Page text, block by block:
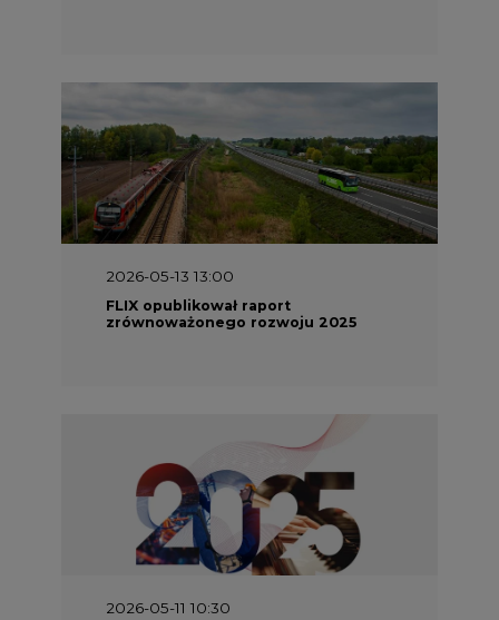
2026-05-13 13:00
FLIX opublikował raport
zrównoważonego rozwoju 2025
2026-05-11 10:30